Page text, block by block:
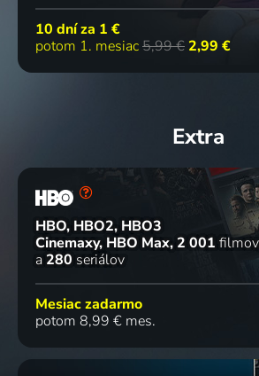
10 dní za 1 €
potom 1. mesiac5,99 € 2,99 €
Extra
HBO, HBO2, HBO3
Cinemaxy, HBO Max 2 001 filmov
a 280 seriálov
Mesiac zadarmo
potom 8,99 € mes.